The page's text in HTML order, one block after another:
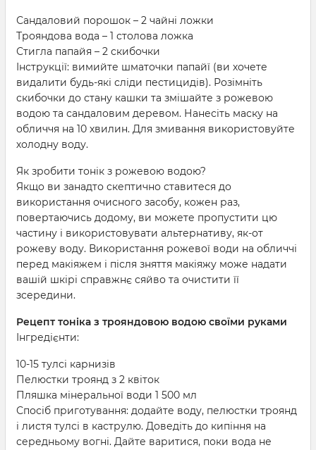
Сандаловий порошок – 2 чайні ложки
Трояндова вода – 1 столова ложка
Стигла папайя – 2 скибочки
Інструкції: вимийте шматочки папайї (ви хочете
видалити будь-які сліди пестицидів). Розімніть
скибочки до стану кашки та змішайте з рожевою
водою та сандаловим деревом. Нанесіть маску на
обличчя на 10 хвилин. Для змивання використовуйте
холодну воду.
Як зробити тонік з рожевою водою?
Якщо ви занадто скептично ставитеся до
використання очисного засобу, кожен раз,
повертаючись додому, ви можете пропустити цю
частину і використовувати альтернативу, як-от
рожеву воду. Використання рожевої води на обличчі
перед макіяжем і після зняття макіяжу може надати
вашій шкірі справжнє сяйво та очистити її
зсередини.
Рецепт тоніка з трояндовою водою своїми руками
Інгредієнти:
10-15 тулсі карнизів
Пелюстки троянд з 2 квіток
Пляшка мінеральної води 1 500 мл
Спосіб приготування: додайте воду, пелюстки троянд
і листя тулсі в каструлю. Доведіть до кипіння на
середньому вогні. Дайте варитися, поки вода не